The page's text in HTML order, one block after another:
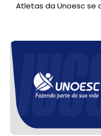
Atletas da Unoesc se